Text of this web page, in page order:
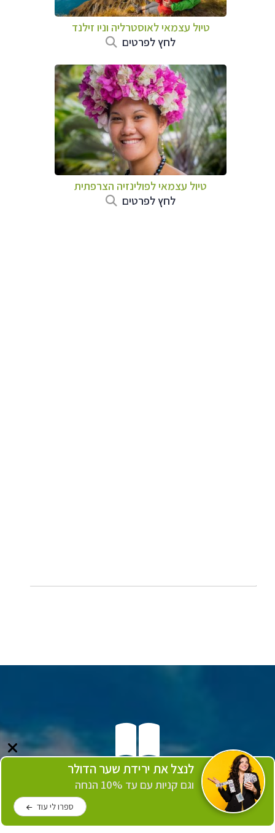
טיול עצמאי לאוסטרליה וניו זילנד
לחץ לפרטים
טיול עצמאי לפולינזיה הצרפתית
לחץ לפרטים
134
לנצל את ירידת שער הדולר
וגם קניות עם עד 10% הנחה
ספרו לי עוד